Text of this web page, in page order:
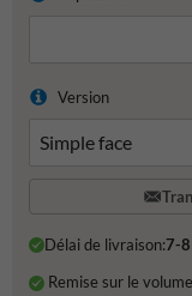
Version
Délai de livraison:7-8
Remise sur le